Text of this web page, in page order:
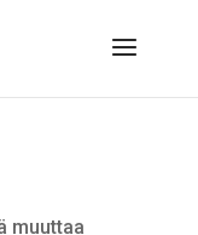
muuttaa